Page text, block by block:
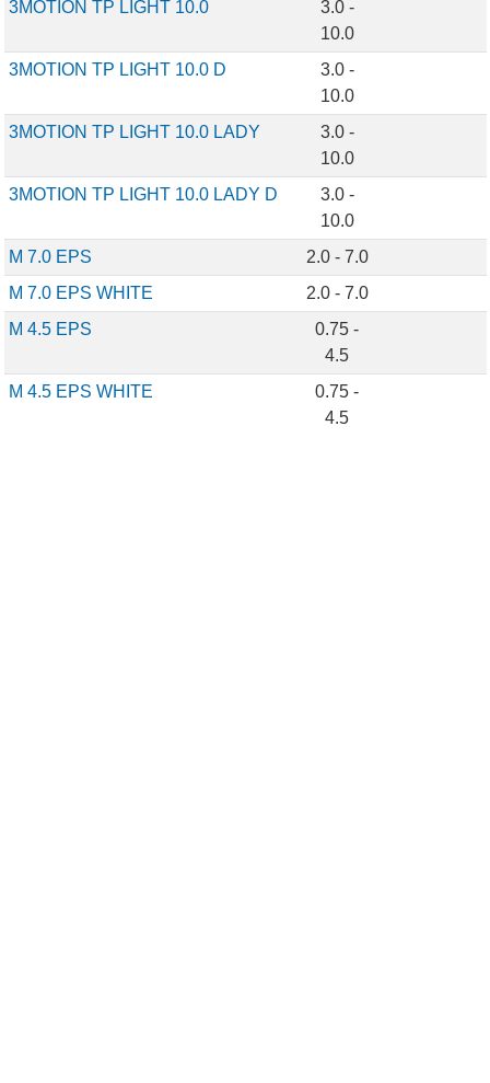
3MOTION TP LIGHT 10.0
3.0 -
10.0
3MOTION TP LIGHT 10.0 D
3.0 -
10.0
3MOTION TP LIGHT 10.0 LADY
3.0 -
10.0
3MOTION TP LIGHT 10.0 LADY D
3.0 -
10.0
M 7.0 EPS
2.0 - 7.0
M 7.0 EPS WHITE
2.0 - 7.0
M 4.5 EPS
0.75 -
4.5
M 4.5 EPS WHITE
0.75 -
4.5